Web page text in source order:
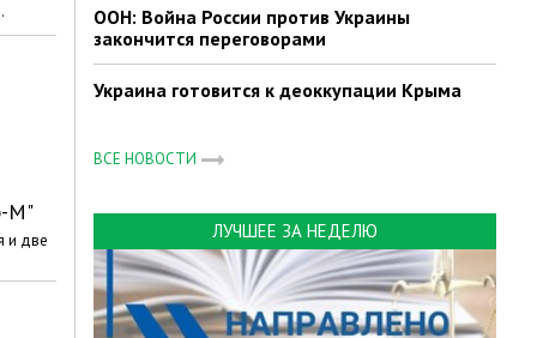
М"
и две
ООН: Война России против Украины
закончится переговорами
Украина готовится к деоккупации Крыма
ВСЕ НОВОСТИ
ЛУЧШЕЕ ЗА НЕДЕЛЮ